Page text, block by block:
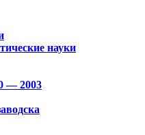
науки
— 2003